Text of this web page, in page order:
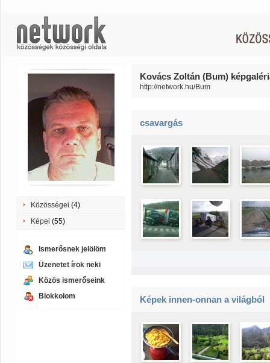
Közösségei (4)
Képei (55)
Ismerősnek jelölöm
Üzenetet írok neki
Közös ismerőseink
Blokkolom
Kovács Zoltán (Bum)
http://network.hu/Bum
csavargás
Képek innen-onnan a világból